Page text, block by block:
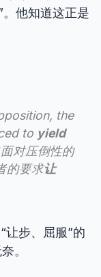
他知道这正是
the
to yield
对压倒性的
的要求让
让步、屈服”的
。